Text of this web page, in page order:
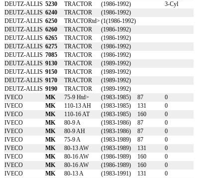
DEUTZ-ALLIS 5230 TRACTOR (1986-1992)
3-Cyl
DEUTZ-ALLIS 6240 TRACTOR
(1986-1992)
DEUTZ-ALLIS 6250 TRACTORtd> (1(1986-1992)
DEUTZ-ALLIS 6260 TRACTOR
(1986-1992)
DEUTZ-ALLIS 6265 TRACTOR
(1986-1992)
DEUTZ-ALLIS 6275 TRACTOR
(1986-1992)
DEUTZ-ALLIS 7085 TRACTOR
(1986-1992)
DEUTZ-ALLIS 9130 TRACTOR
(1989-1992)
DEUTZ-ALLIS 9150 TRACTOR
(1989-1992)
DEUTZ-ALLIS 9170 TRACTOR
(1989-1992)
DEUTZ-ALLIS 9190 TRACTOR
(1989-1992)
IVECO
MK 75-9 Htd> (1983-1985) 87
0
IVECO
MK 110-13 AH (1983-1985) 131
0
IVECO
MK 110-16 AT (1983-1985) 160
0
IVECO
MK 80-9 A (1983-1986) 87
0
IVECO
MK 80-9 AH (1983-1986) 87
0
IVECO
MK 75-9 A (1983-1989) 87
0
IVECO
MK 80-13 AW (1983-1989) 131
0
IVECO
MK 80-16 AW (1986-1989) 160
0
IVECO
MK 80-16 AW (1986-1989) 160
0
IVECO
MK 80-13 A (1983-1991) 131
0